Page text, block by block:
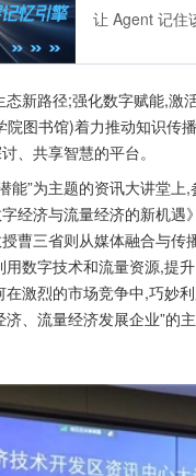
让 Agent 记住
态新路径;强化数字赋能,
图书馆)着力推动知识传
、共享智慧的平台。
能”为主题的资讯大讲堂
经济与流量经济的新机
曹三省则从媒体融合与
数字技术和流量资源,提
激烈的市场竞争中,巧妙
、流量经济发展企业”的